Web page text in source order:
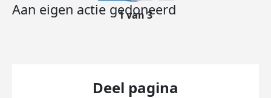
Aan eigen actie gedoneerd
1 van 3
Deel pagina